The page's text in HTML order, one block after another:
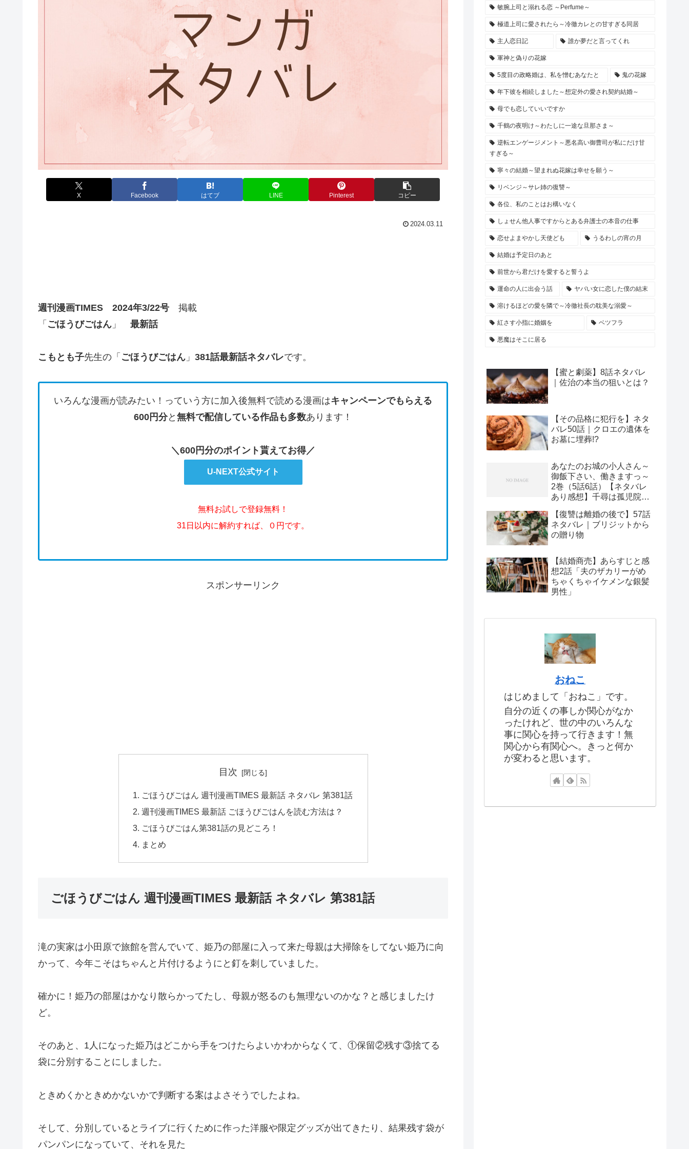
X Facebook はてブ LINE Pinterest コピー
2024.03.11
週刊漫画TIMES 2024年3/22号 掲載
「 ごほうびごはん 」 最新話
こもとも子先生の「 ごほうびごはん 」 381話最新話ネタバレです。
いろんな漫画が読みたい！っていう方に加入後無料で読める漫画はキャンペーンでもらえる
600円分と 無料で配信している作品も多数あります！
＼600円分のポイント貰えてお得／
U-NEXT公式サイト
無料お試しで登録無料！
31日以内に解約すれば、０円です。
スポンサーリンク
目次
ごほうびごはん 週刊漫画TIMES 最新話 ネタバレ 第381話
週刊漫画TIMES 最新話 ごほうびごはんを読む方法は？
ごほうびごはん第381話の見どころ！
まとめ
ごほうびごはん 週刊漫画TIMES 最新話 ネタバレ 第381話
滝の実家は小田原で旅館を営んでいて、姫乃の部屋に入って来た母親は大掃除をしてない姫乃に向
かって、今年こそはちゃんと片付けるようにと釘を刺していました。
確かに！姫乃の部屋はかなり散らかってたし、母親が怒るのも無理ないのかな？と感じましたけ
ど。
そのあと、1人になった姫乃はどこから手をつけたらよいかわからなくて、①保留②残す③捨てる
袋に分別することにしました。
ときめくかときめかないかで判断する案はよさそうでしたよね。
そして、分別しているとライブに行くために作った洋服や限定グッズが出てきたり、結果残す袋が
パンパンになっていて、それを見た
敏腕上司と溺れる恋 ～Perfume～
極道上司に愛されたら～冷徹カレとの甘すぎる同居
主人恋日記 誰か夢だと言ってくれ
軍神と偽りの花嫁
5度目の政略婚は、私を憎むあなたと 鬼の花嫁
年下彼を相続しました～想定外の愛され契約結婚～
母でも恋していいですか
千鶴の夜明け～わたしに一途な旦那さま～
逆転エンゲージメント～悪名高い御曹司が私にだけ甘
すぎる～
寧々の結婚～望まれぬ花嫁は幸せを願う～
リベンジ～サレ姉の復讐～
各位、私のことはお構いなく
しょせん他人事ですからとある弁護士の本音の仕事
恋せよまやかし天使ども うるわしの宵の月
結婚は予定日のあと
前世から君だけを愛すると誓うよ
運命の人に出会う話 ヤバい女に恋した僕の結末
溶けるほどの愛を隣で～冷徹社長の耽美な溺愛～
紅さす小指に婚姻を ベツフラ
悪魔はそこに居る
【蜜と劇薬】8話ネタバレ
｜佐治の本当の狙いとは？
【その品格に犯行を】ネタ
バレ50話｜クロエの遺体を
お墓に埋葬!?
あなたのお城の小人さん～
御飯下さい、働きますっ～
2巻（5話6話）【ネタバレ
あり感想】千尋は孤児院と
る！？
【復讐は離婚の後で】57話
ネタバレ｜ブリジットから
の贈り物
【結婚商売】あらすじと感
想2話「夫のザカリーがめ
ちゃくちゃイケメンな銀髪
男性」
おねこ
はじめまして「おねこ」です。
自分の近くの事しか関心がなか
ったけれど、世の中のいろんな
事に関心を持って行きます！無
関心から有関心へ。きっと何か
が変わると思います。